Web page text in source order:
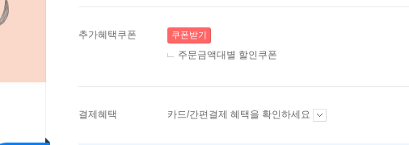
추가혜택쿠폰 쿠폰받기
주문금액대별 할인쿠폰
결제혜택 카드/간편결제 혜택을 확인하세요